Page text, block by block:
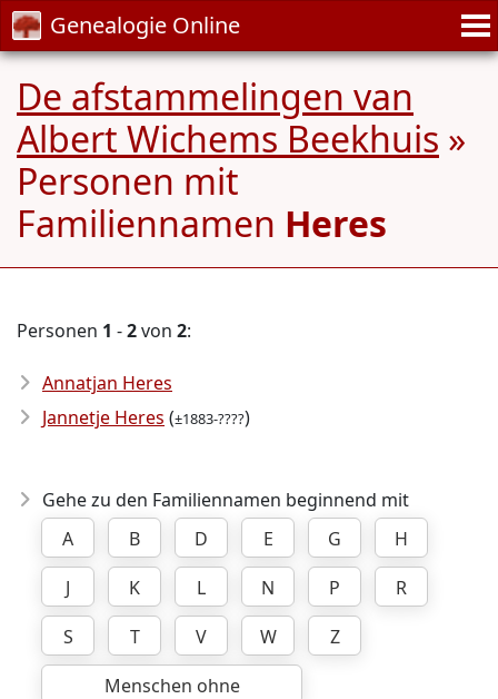
Genealogie Online
De afstammelingen van
Albert Wichems Beekhuis »
Personen mit
Familiennamen Heres
Personen 1 -2von 2:
Annatjan Heres
Jannetje Heres (±1883-????)
Gehe zu den Familiennamen beginnend mit
A
B D E G
H
J
K L N P
R
S
T V W
Z
Menschen ohne